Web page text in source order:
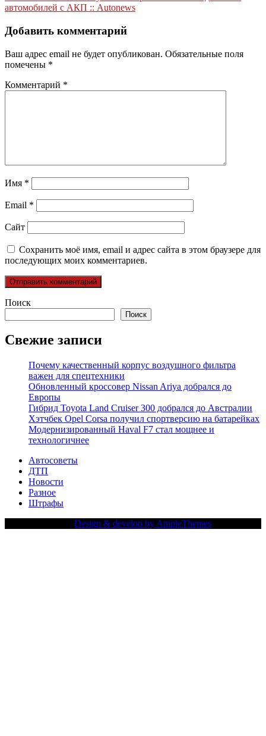
записям
автомобилей с АКП :: Autonews
Добавить комментарий
Ваш адрес email не будет опубликован. Обязательные поля
помечены *
Комментарий *
Имя *
Email *
Сайт
Сохранить моё имя, email и адрес сайта в этом браузере для
последующих моих комментариев.
Поиск
Поиск
Свежие записи
Почему качественный корпус воздушного фильтра
важен для спецтехники
Обновленный кроссовер Nissan Ariya добрался до
Европы
Гибрид Toyota Land Cruiser 300 добрался до Австралии
Хэтчбек Opel Corsa получил спортверсию на батарейках
Модернизированный Haval F7 стал мощнее и
технологичнее
Автосоветы
ДТП
Новости
Разное
Штрафы
Design & develop by AmpleThemes